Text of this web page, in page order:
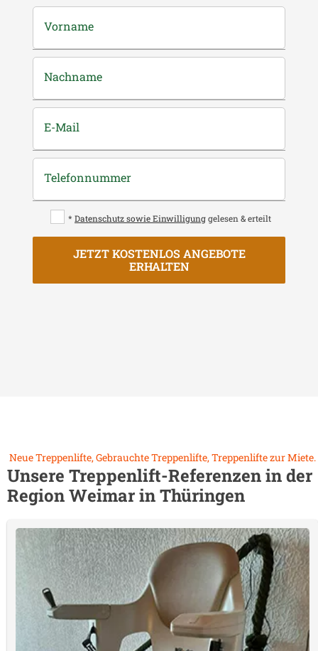
Vorname
Nachname
E-Mail
Telefonnummer
* Datenschutz sowie Einwilligung gelesen & erteilt
JETZT KOSTENLOS ANGEBOTE
ERHALTEN
Neue Treppenlifte, Gebrauchte Treppenlifte, Treppenlifte zur Miete.
Unsere Treppenlift-Referenzen in der
RegionWeimar in Thüringen